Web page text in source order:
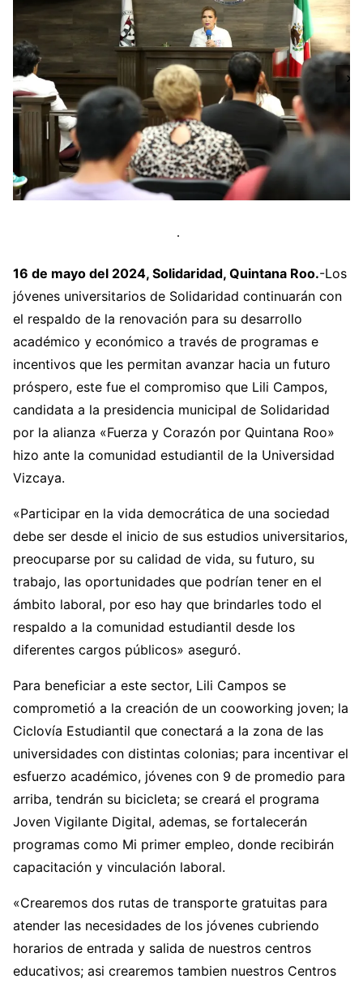
16 de mayo del 2024, Solidaridad, Quintana Roo.-Los
jóvenes universitarios de Solidaridad continuarán con
el respaldo de la renovación para su desarrollo
académico y económico a través de programas e
incentivos que les permitan avanzar hacia un futuro
próspero, este fue el compromiso que Lili Campos,
candidata a la presidencia municipal de Solidaridad
por la alianza «Fuerza y Corazón por Quintana Roo»
hizo ante la comunidad estudiantil de la Universidad
Vizcaya.
«Participar en la vida democrática de una sociedad
debe ser desde el inicio de sus estudios universitarios,
preocuparse por su calidad de vida, su futuro, su
trabajo, las oportunidades que podrían tener en el
ámbito laboral, por eso hay que brindarles todo el
respaldo a la comunidad estudiantil desde los
diferentes cargos públicos» aseguró.
Para beneficiar a este sector, Lili Campos se
comprometió a la creación de un cooworking joven; la
Ciclovía Estudiantil que conectará a la zona de las
universidades con distintas colonias; para incentivar el
esfuerzo académico, jóvenes con 9 de promedio para
arriba, tendrán su bicicleta; se creará el programa
Joven Vigilante Digital, ademas, se fortalecerán
programas como Mi primer empleo, donde recibirán
capacitación y vinculación laboral.
«Crearemos dos rutas de transporte gratuitas para
atender las necesidades de los jóvenes cubriendo
horarios de entrada y salida de nuestros centros
educativos; asi crearemos tambien nuestros Centros